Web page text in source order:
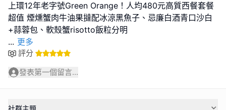
上環12年老字號Green Orange！人均480元高質西餐套餐
超值 煙燻蟹肉牛油果撻配冰涼黑魚子、忌廉白酒青口沙白
... 更多
評分
發表第一個留言...
社群主題